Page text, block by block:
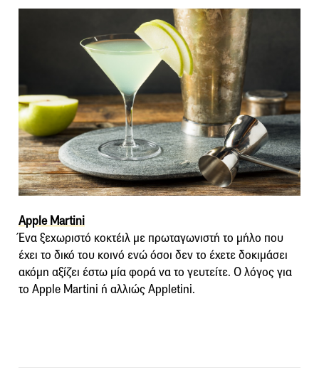
Apple Martini
Ένα ξεχωριστό κοκτέιλ με πρωταγωνιστή το μήλο που
έχει το δικό του κοινό ενώ όσοι δεν το έχετε δοκιμάσει
ακόμη αξίζει έστω μία φορά να το γευτείτε. Ο λόγος για
το Apple Martini ή αλλιώς Appletini.